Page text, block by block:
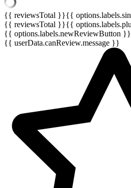
{{ reviewsTotal }}{{
{{ reviewsTotal }}{{
{{ options.labels.newReviewButton }}
{{ userData.canReview.message }}